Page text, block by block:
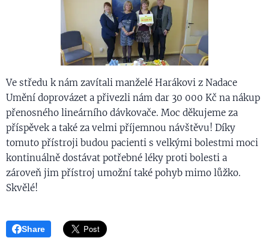
Ve středu k nám zavítali manželé Harákovi z Nadace
Umění doprovázet a přivezli nám dar 30 000 Kč na nákup
přenosného lineárního dávkovače. Moc děkujeme za
příspěvek a také za velmi příjemnou návštěvu! Díky
tomuto přístroji budou pacienti s velkými bolestmi moci
kontinuálně dostávat potřebné léky proti bolesti a
zároveň jim přístroj umožní také pohyb mimo lůžko.
Skvělé!
Share